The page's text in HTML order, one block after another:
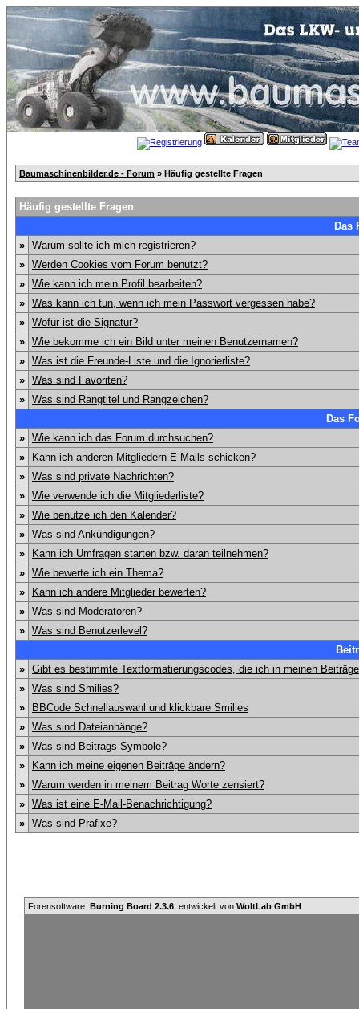
Baumaschinenbilder.de - Forum » Häufig gestellte Fragen
Häufig gestellte Fragen
Das
» Warum sollte ich mich registrieren?
» Werden Cookies vom Forum benutzt?
» Wie kann ich mein Profil bearbeiten?
» Was kann ich tun, wenn ich mein Passwort vergessen habe?
» Wofür ist die Signatur?
» Wie bekomme ich ein Bild unter meinen Benutzernamen?
» Was ist die Freunde-Liste und die Ignorierliste?
» Was sind Favoriten?
» Was sind Rangtitel und Rangzeichen?
Das
» Wie kann ich das Forum durchsuchen?
»
Kann ich anderen Mitgliedern E-Mails schicken?
» Was sind private Nachrichten?
» Wie verwende ich die Mitgliederliste?
» Wie benutze ich den Kalender?
» Was sind Ankündigungen?
»
Kann ich Umfragen starten bzw. daran teilnehmen?
» Wie bewerte ich ein Thema?
»
Kann ich andere Mitglieder bewerten?
» Was sind Moderatoren?
» Was sind Benutzerlevel?
» Gibt es bestimmte Textformatierungscodes, die ich in meinen
» Was sind Smilies?
»
BBCode Schnellauswahl und klickbare Smilies
» Was sind Dateianhänge?
» Was sind Beitrags-Symbole?
»
Kann ich meine eigenen Beiträge ändern?
» Warum werden in meinem Beitrag Worte zensiert?
» Was ist eine E-Mail-Benachrichtigung?
» Was sind Präfixe?
Forensoftware: Burning Board 2.3.6 , entwickelt von WoltLab GmbH